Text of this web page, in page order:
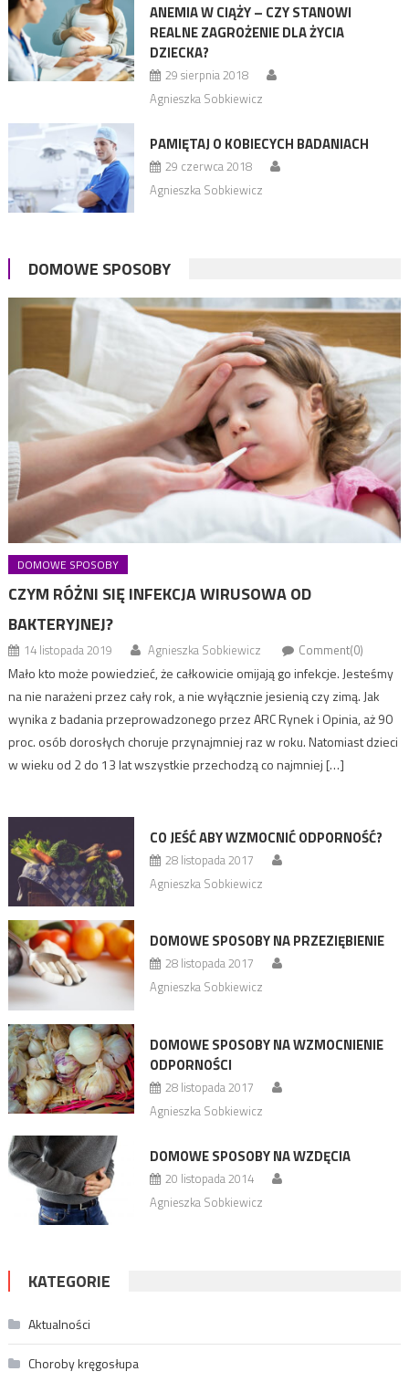
ANEMIA W CIĄŻY – CZY STANOWI
REALNE ZAGROŻENIE DLA ŻYCIA
DZIECKA?
29 sierpnia 2018
Agnieszka Sobkiewicz
PAMIĘTAJ O KOBIECYCH BADANIACH
29 czerwca 2018
Agnieszka Sobkiewicz
DOMOWE SPOSOBY
DOMOWE SPOSOBY
CZYM RÓŻNI SIĘ INFEKCJA WIRUSOWA OD
BAKTERYJNEJ?
14 listopada 2019 Agnieszka Sobkiewicz Comment(0)
Mało kto może powiedzieć, że całkowicie omijają go infekcje. Jesteśmy
na nie narażeni przez cały rok, a nie wyłącznie jesienią czy zimą. Jak
wynika z badania przeprowadzonego przez ARC Rynek i Opinia, aż 90
proc. osób dorosłych choruje przynajmniej raz w roku. Natomiast dzieci
w wieku od 2 do 13 lat wszystkie przechodzą co najmniej […]
CO JEŚĆ ABY WZMOCNIĆ ODPORNOŚĆ?
28 listopada 2017
Agnieszka Sobkiewicz
DOMOWE SPOSOBY NA PRZEZIĘBIENIE
28 listopada 2017
Agnieszka Sobkiewicz
DOMOWE SPOSOBY NA WZMOCNIENIE
ODPORNOŚCI
28 listopada 2017
Agnieszka Sobkiewicz
DOMOWE SPOSOBY NA WZDĘCIA
20 listopada 2014
Agnieszka Sobkiewicz
KATEGORIE
Aktualności
Choroby kręgosłupa